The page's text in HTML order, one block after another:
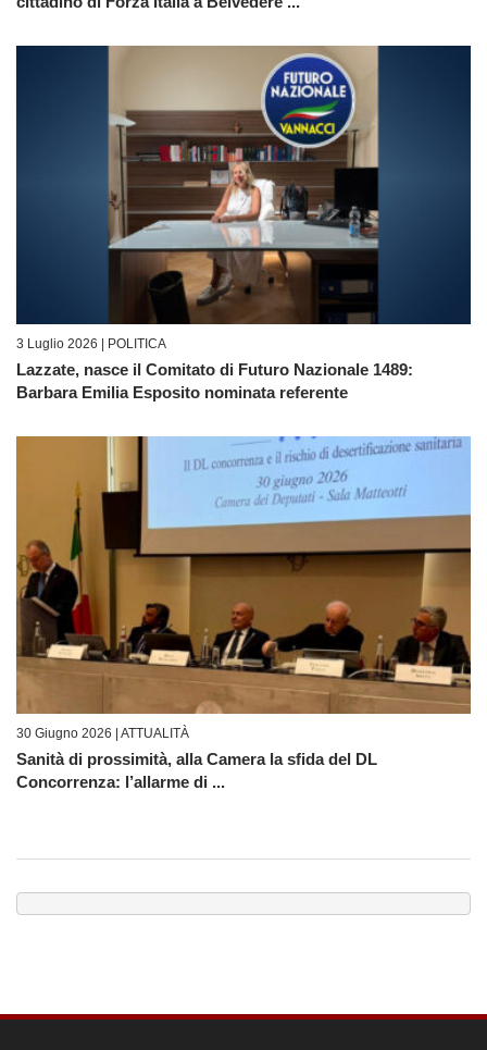
3 Luglio 2026 | POLITICA
Lazzate, nasce il Comitato di Futuro Nazionale 1489:
Barbara Emilia Esposito nominata referente
30 Giugno 2026 | ATTUALITÀ
Sanità di prossimità, alla Camera la sfida del DL
Concorrenza: l’allarme di ...